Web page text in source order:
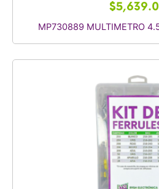
$
MP730889 MULTIMETRO